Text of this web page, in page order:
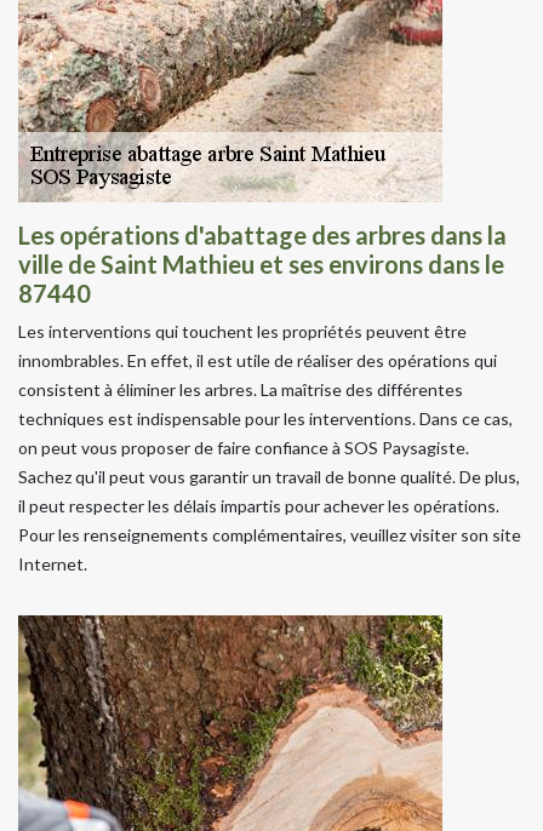
Les opérations d'abattage des arbres dans la
ville de Saint Mathieu et ses environs dans le
87440
Les interventions qui touchent les propriétés peuvent être
innombrables. En effet, il est utile de réaliser des opérations qui
consistent à éliminer les arbres. La maîtrise des différentes
techniques est indispensable pour les interventions. Dans ce cas,
on peut vous proposer de faire confiance à SOS Paysagiste.
Sachez qu'il peut vous garantir un travail de bonne qualité. De plus,
il peut respecter les délais impartis pour achever les opérations.
Pour les renseignements complémentaires, veuillez visiter son site
Internet.